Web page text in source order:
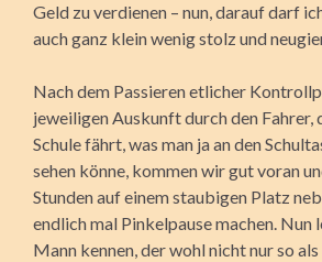
Geld zu verdienen – nun, darauf darf
auch ganz klein wenig stolz und
Nach dem Passieren etlicher
jeweiligen Auskunft durch den Fahrer,
Schule fährt, was man ja an den
sehen könne, kommen wir gut voran
Stunden auf einem staubigen Platz
endlich mal Pinkelpause machen. Nun
Mann kennen, der wohl nicht nur so